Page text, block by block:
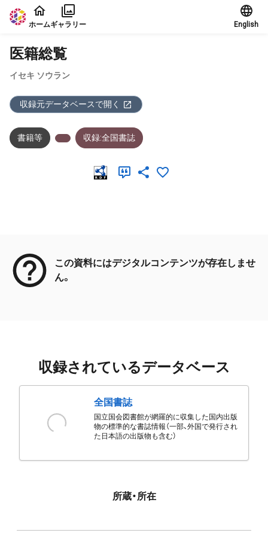
本文に飛ぶ
ホームギャラリー English
医籍総覧
イセキ ソウラン
収録元データベースで開く
書籍等 収録:全国書誌
この資料にはデジタルコンテンツが存在しませ
ん。
収録されているデータベース
全国書誌
国立国会図書館が網羅的に収集した国内出版
物の標準的な書誌情報（一部、外国で発行され
た日本語の出版物も含む）
所蔵・所在